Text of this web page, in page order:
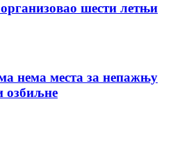
шести летњи
нема места за непажњу
озбиљне